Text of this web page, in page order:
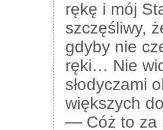
rękę i mój
szczęśliwy,
gdyby nie
ręki… Nie
słodyczami
większych
— Cóż to za